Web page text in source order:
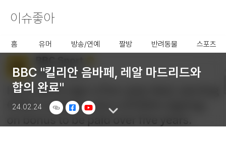
사용할 공유 링크를 선택 해 주
이슈좋아
홈 유머 방송/연예 짤방 반려동물 스포츠
BBC "킬리안 음바페, 레알 마드리드와
합의 완료"
24.02.24